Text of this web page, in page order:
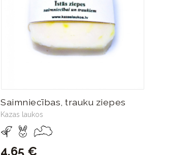
Saimniecības, trauku ziepes
Kazas laukos
4,65 €